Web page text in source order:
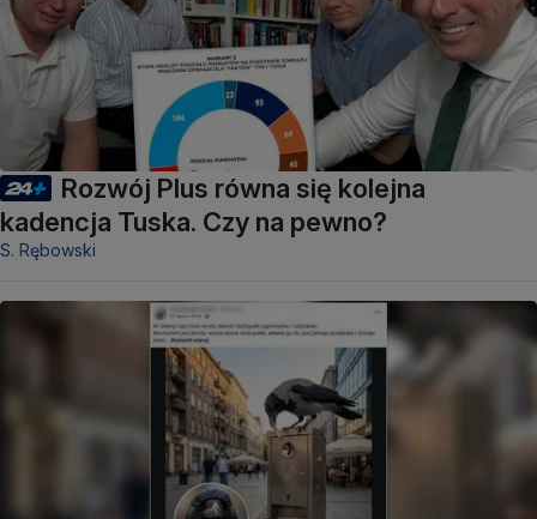
Rozwój Plus równa się kolejna
kadencja Tuska. Czy na pewno?
S. Rębowski